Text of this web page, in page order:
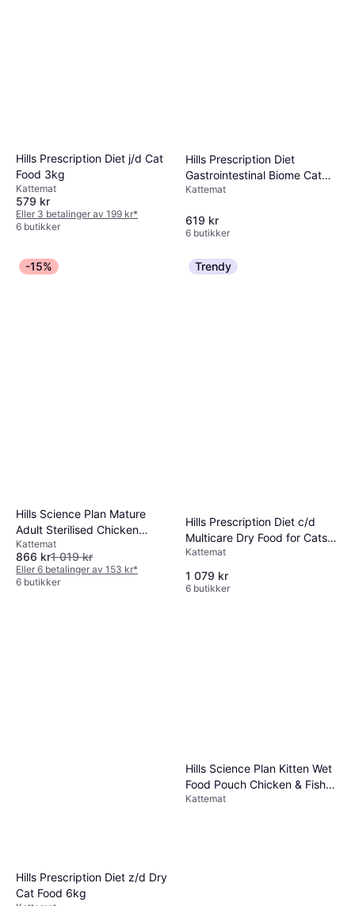
Hills Prescription Diet j/d Cat
Food 3kg
Kattemat
579 kr
Eller 3 betalinger av 199 kr*
6 butikker
Hills Prescription Diet
Gastrointestinal Biome Cat
Food 3kg
Kattemat
619 kr
6 butikker
-15%
Hills Science Plan Mature
Adult Sterilised Chicken
Economy Pack: 10kg
Kattemat
866 kr1 019 kr
Eller 6 betalinger av 153 kr*
6 butikker
Trendy
Hills Prescription Diet c/d
Multicare Dry Food for Cats
with Chicken 8kg
Kattemat
1 079 kr
6 butikker
Hills Prescription Diet z/d Dry
Cat Food 6kg
Hills Science Plan Kitten Wet
Food Pouch Chicken & Fish
12x85g
Kattemat